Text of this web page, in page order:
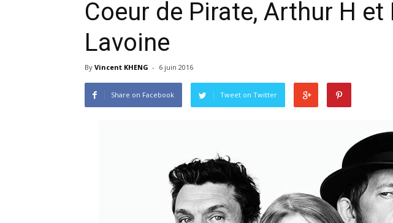
Coeur de Pirate, Arthur H et
Lavoine
By Vincent KHENG - 6 juin 2016
Share on Facebook Tweet on Twitter